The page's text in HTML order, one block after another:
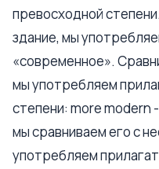
превосходной
здание, мы
«современное».
мы употребляем
степени: more modern
мы сравниваем его с
употребляем